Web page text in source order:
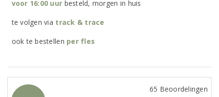
voor 16:00 uur besteld, morgen in huis
te volgen via track & trace
ook te bestellen per fles
65 Beoordelingen